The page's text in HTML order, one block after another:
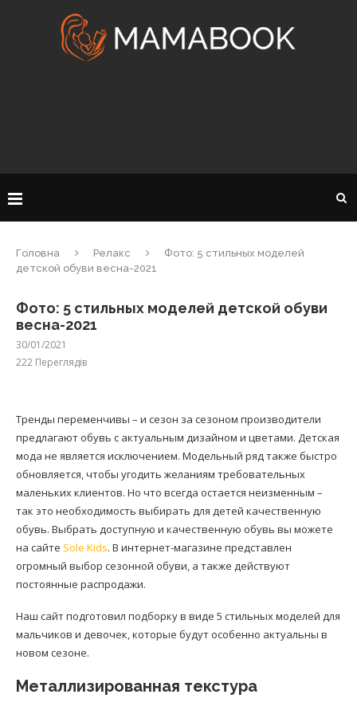
Головна Релакс
Фото: 5 стильных моделей
детской обуви весна-2021
Фото: 5 стильных моделей детской обуви
весна-2021
30/01/2021
222 Переглядів
Тренды переменчивы – и сезон за сезоном производители
предлагают обувь с актуальным дизайном и цветами. Детская
мода не является исключением. Модельный ряд также быстро
обновляется, чтобы угодить желаниям требовательных
маленьких клиентов. Но что всегда остается неизменным –
так это необходимость выбирать для детей качественную
обувь. Выбрать доступную и качественную обувь вы можете
на сайте Sole Kids. В интернет-магазине представлен
огромный выбор сезонной обуви, а также действуют
постоянные распродажи.
Наш сайт подготовил подборку в виде 5 стильных моделей для
мальчиков и девочек, которые будут особенно актуальны в
новом сезоне.
Металлизированная текстура